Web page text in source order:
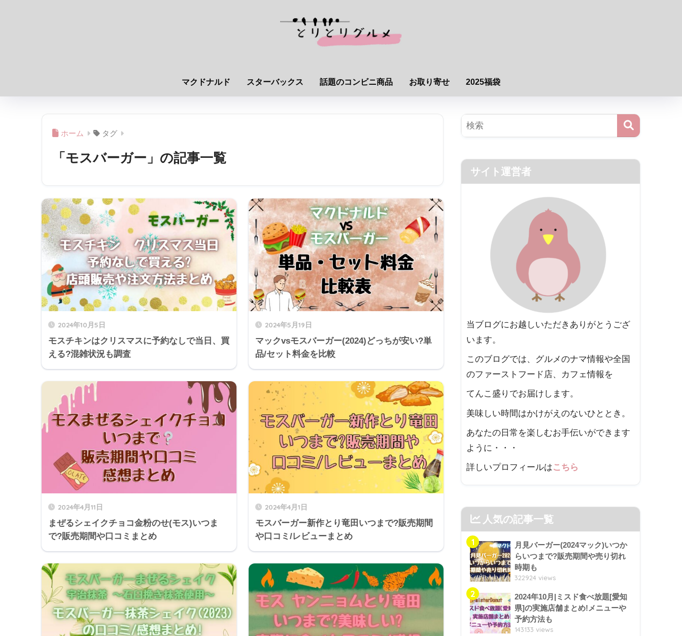
マクドナルド スターバックス 話題のコンビニ商品 お取り寄せ 2025福袋
ホーム タグ
「モスバーガー」の記事一覧
2024年10月5日
モスチキンはクリスマスに予約なしで当日、買
える?混雑状況も調査
2024年5月19日
マックvsモスバーガー(2024)どっちが安い?単
品/セット料金を比較
2024年4月11日
まぜるシェイクチョコ金粉のせ(モス)いつま
で?販売期間や口コミまとめ
2024年4月1日
モスバーガー新作とり竜田いつまで?販売期間
や口コミ/レビューまとめ
サイト運営者
当ブログにお越しいただきありがとうござ
います。
このブログでは、グルメのナマ情報や全国
のファーストフード店、カフェ情報を
てんこ盛りでお届けします。
美味しい時間はかけがえのないひととき。
あなたの日常を楽しむお手伝いができます
ように・・・
詳しいプロフィールはこちら
人気の記事一覧
1
月見バーガー(2024マック)いつか
らいつまで?販売期間や売り切れ
時期も
322924 views
2
2024年10月|ミスド食べ放題[愛知
県]の実施店舗まとめ!メニューや
予約方法も
143133 views